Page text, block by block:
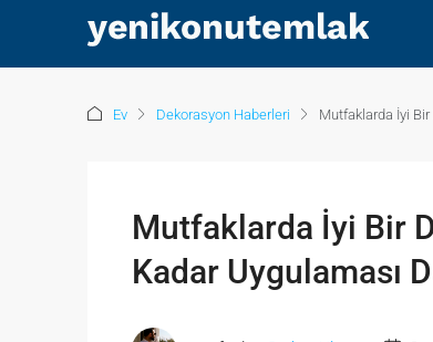
Ev Dekorasyon Haberleri Mutfaklarda İyi
Mutfaklarda İyi Bir
Kadar Uygulaması